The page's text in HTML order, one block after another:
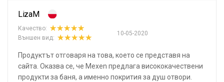
LizaM
10-05-2020
Качество:
Външен вид:
Продуктът отговаря на това, което се представя на
сайта. Оказва се, че Mexen предлага висококачествени
продукти за баня, а именно покрития за душ отвори.